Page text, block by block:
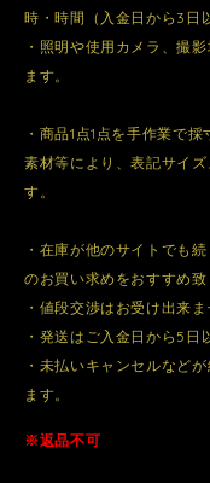
時・時間（入金日から3日
・照明や使用カメラ、撮
ます。
・商品1点1点を手作業で
素材等により、表記サイ
す。
・在庫が他のサイトでも
のお買い求めをおすすめ致
・値段交渉はお受け出来
・発送はご入金日から5日
・未払いキャンセルなど
ます。
※返品不可